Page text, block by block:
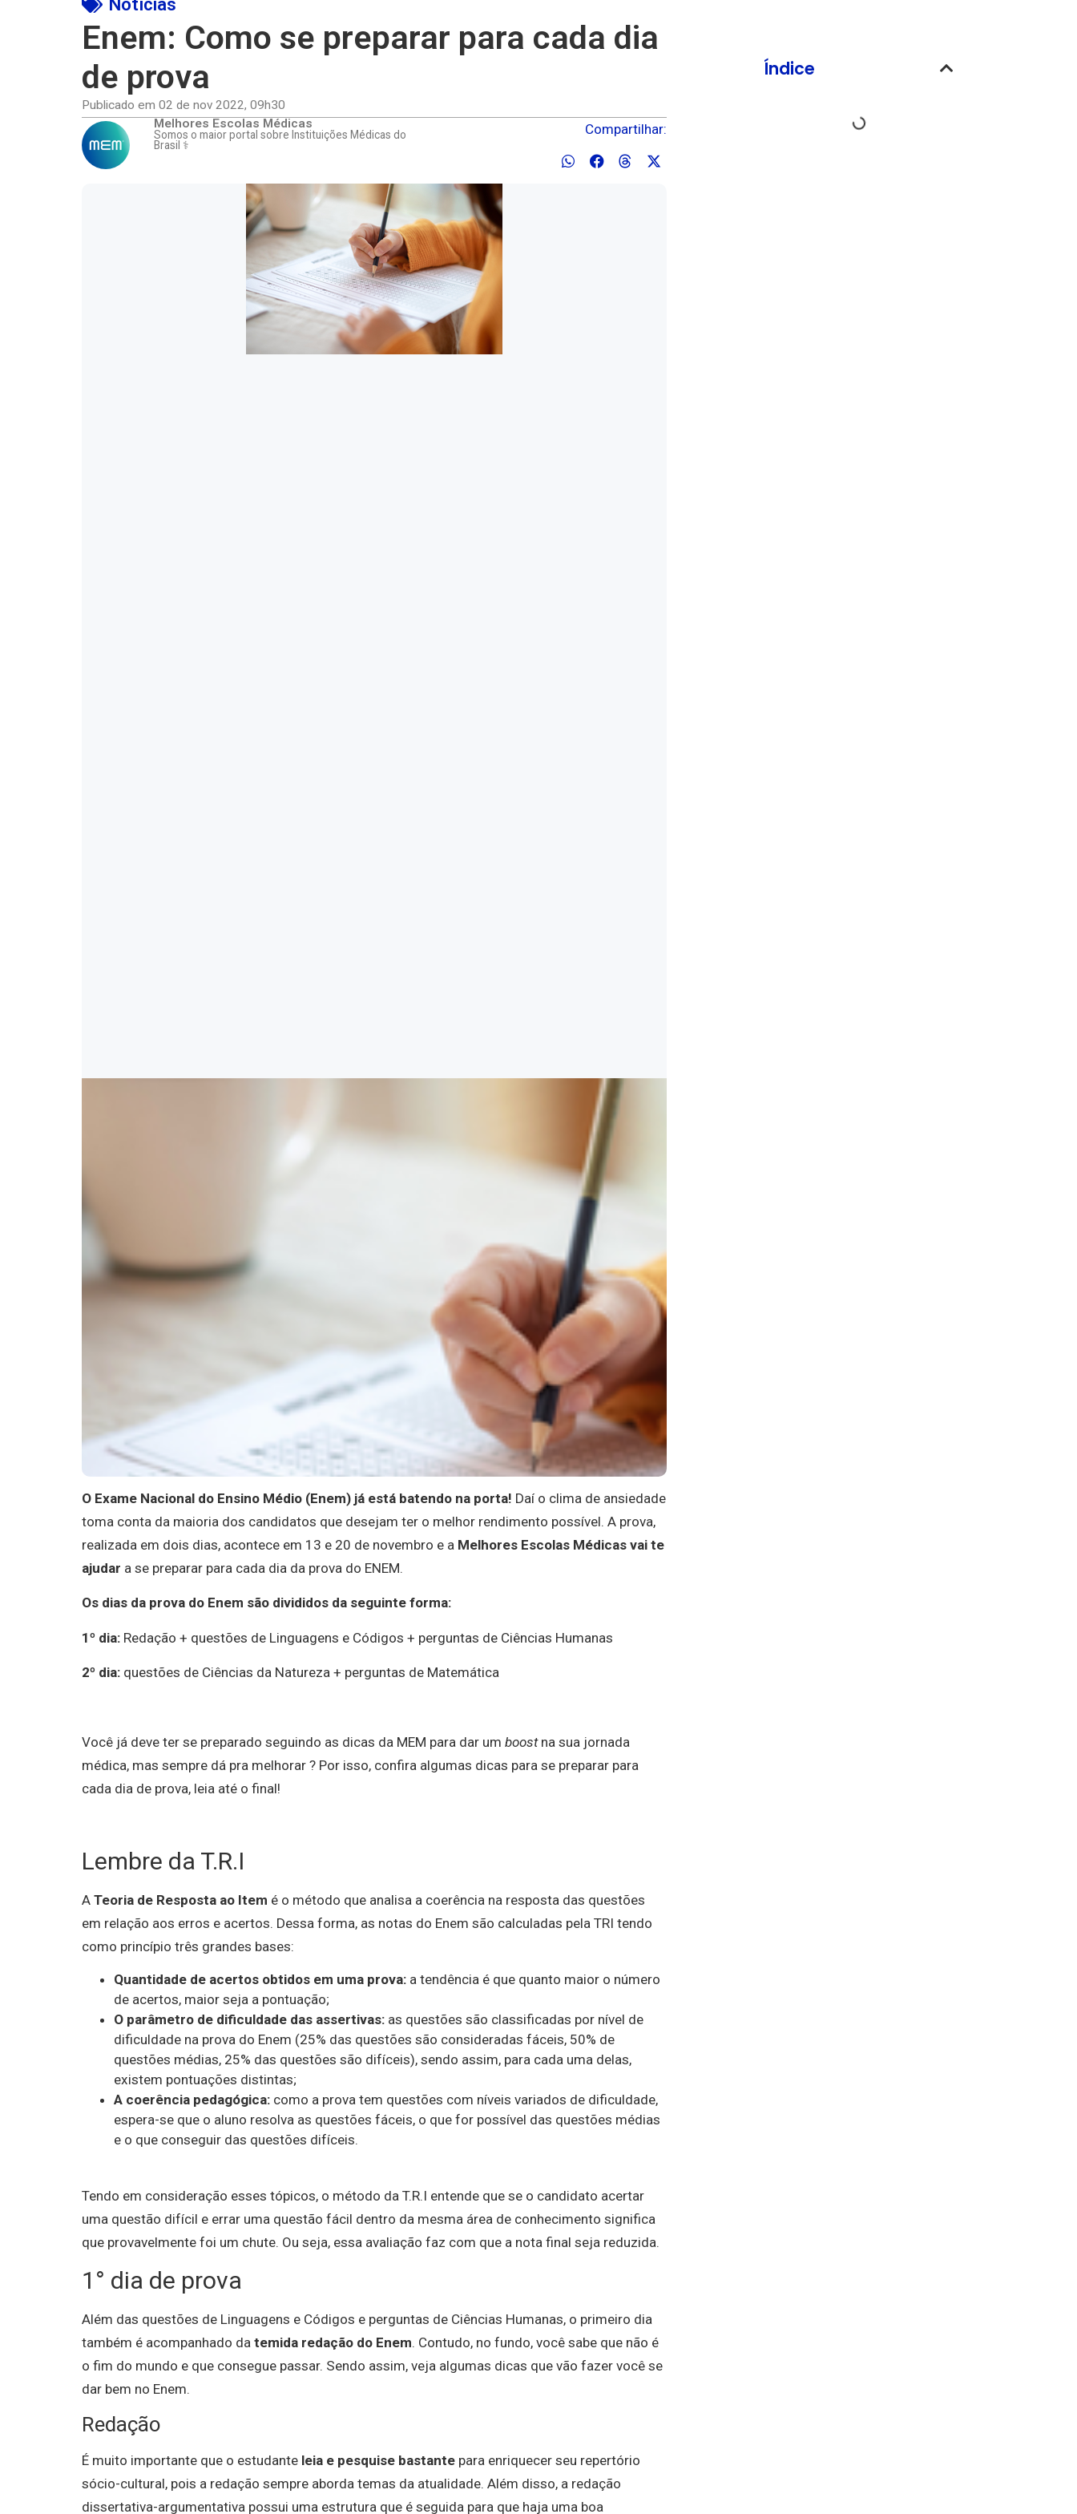
Notícias
Enem: Como se preparar para cada dia
de prova
Publicado em 02 de nov 2022, 09h30
Melhores Escolas Médicas
Somos o maior portal sobre Instituições Médicas do
Brasil ⚕️
Compartilhar:
O Exame Nacional do Ensino Médio (Enem) já está batendo na porta! Daí o clima de ansiedade
toma conta da maioria dos candidatos que desejam ter o melhor rendimento possível. A prova,
realizada em dois dias, acontece em 13 e 20 de novembro e a Melhores Escolas Médicas vai te
ajudar a se preparar para cada dia da prova do ENEM.
Os dias da prova do Enem são divididos da seguinte forma:
1º dia: Redação + questões de Linguagens e Códigos + perguntas de Ciências Humanas
2º dia: questões de Ciências da Natureza + perguntas de Matemática
Você já deve ter se preparado seguindo as dicas da MEM para dar um boostna sua jornada
médica, mas sempre dá pra melhorar ? Por isso, confira algumas dicas para se preparar para
cada dia de prova, leia até o final!
Lembre da T.R.I
A Teoria de Resposta ao Item é o método que analisa a coerência na resposta das questões
em relação aos erros e acertos. Dessa forma, as notas do Enem são calculadas pela TRI tendo
como princípio três grandes bases:
Quantidade de acertos obtidos em uma prova: a tendência é que quanto maior o número
de acertos, maior seja a pontuação;
O parâmetro de dificuldade das assertivas: as questões são classificadas por nível de
dificuldade na prova do Enem (25% das questões são consideradas fáceis, 50% de
questões médias, 25% das questões são difíceis), sendo assim, para cada uma delas,
existem pontuações distintas;
A coerência pedagógica: como a prova tem questões com níveis variados de dificuldade,
espera-se que o aluno resolva as questões fáceis, o que for possível das questões médias
e o que conseguir das questões difíceis.
Tendo em consideração esses tópicos, o método da T.R.I entende que se o candidato acertar
uma questão difícil e errar uma questão fácil dentro da mesma área de conhecimento significa
que provavelmente foi um chute. Ou seja, essa avaliação faz com que a nota final seja reduzida.
1° dia de prova
Além das questões de Linguagens e Códigos e perguntas de Ciências Humanas, o primeiro dia
também é acompanhado da temida redação do Enem. Contudo, no fundo, você sabe que não é
o fim do mundo e que consegue passar. Sendo assim, veja algumas dicas que vão fazer você se
dar bem no Enem.
Redação
É muito importante que o estudante leia e pesquise bastante para enriquecer seu repertório
sócio-cultural, pois a redação sempre aborda temas da atualidade. Além disso, a redação
dissertativa-argumentativa possui uma estrutura que é seguida para que haja uma boa
Índice